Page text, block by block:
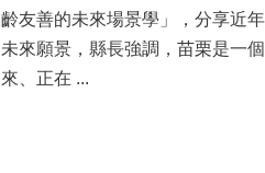
齡友善的未來場景學」，分享近
未來願景，縣長強調，苗栗是一
來、正在 ...